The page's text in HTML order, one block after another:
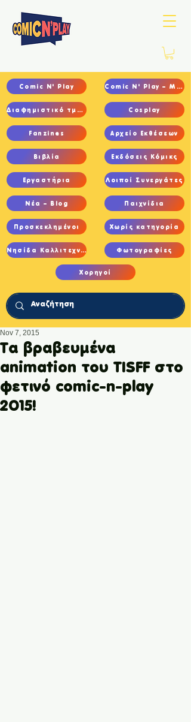
Comic N' Play
Διαφημιστικό τμήμα
Fanzines
Βιβλία
Εργαστήρια
Νέα – Blog
Προσκεκλημένοι
Νησίδα Καλλιτεχνών
Comic N' Play – Main
Cosplay
Αρχείο Εκθέσεων
Εκδόσεις Κόμικς
Λοιποί Συνεργάτες
Παιχνίδια
Χωρίς κατηγορία
Φωτογραφίες
Χορηγοί
Tα βραβευμένα
animation του ΤISFF στο
φετινό comic-n-play
2015!
Nov 7, 2015